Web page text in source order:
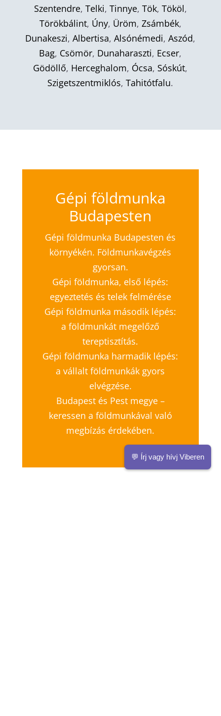
Szentendre, Telki, Tinnye, Tök, Tököl,
Törökbálint, Úny, Üröm, Zsámbék,
Dunakeszi,Albertisa,Alsónémedi,Aszód,
Bag, Csömör, Dunaharaszti, Ecser,
Gödöllő, Herceghalom, Ócsa, Sóskút,
Szigetszentmiklós,Tahitótfalu.
Gépi földmunka
Budapesten
Gépi földmunka Budapesten és
környékén. Földmunkavégzés
gyorsan.
Gépi földmunka, első lépés:
egyeztetés és telek felmérése
Gépi földmunka második lépés:
a földmunkát megelőző
tereptisztítás.
Gépi földmunka harmadik lépés:
a vállalt földmunkák gyors
elvégzése.
Budapest és Pest megye –
keressen a földmunkával való
megbízás érdekében.
💬 Írj vagy hívj Viberen